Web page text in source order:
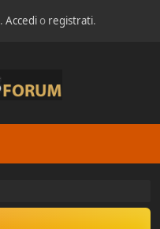
. Accedio registrati.